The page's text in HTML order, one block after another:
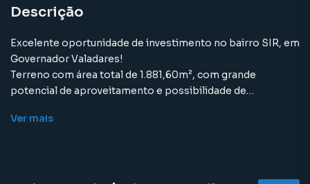
Descrição
Excelente oportunidade de investimento no bairro SIR, em
Governador Valadares!
Terreno com área total de 1.881,60m², com grande
potencial de aproveitamento e possibilidade de
Ver mais